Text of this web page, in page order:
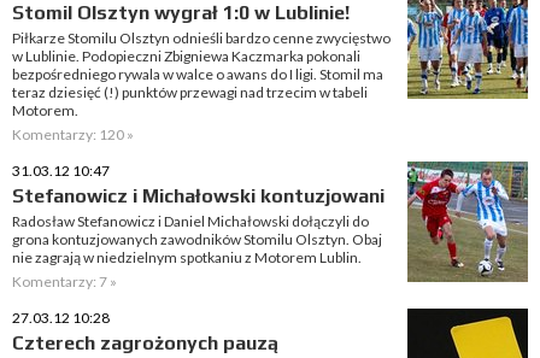
Stomil Olsztyn wygrał 1:0 w Lublinie!
Piłkarze Stomilu Olsztyn odnieśli bardzo cenne zwycięstwo
w Lublinie. Podopieczni Zbigniewa Kaczmarka pokonali
bezpośredniego rywala w walce o awans do I ligi. Stomil ma
teraz dziesięć (!) punktów przewagi nad trzecim w tabeli
Motorem.
Komentarzy: 120 »
31.03.12 10:47
Stefanowicz i Michałowski kontuzjowani
Radosław Stefanowicz i Daniel Michałowski dołączyli do
grona kontuzjowanych zawodników Stomilu Olsztyn. Obaj
nie zagrają w niedzielnym spotkaniu z Motorem Lublin.
Komentarzy: 7 »
27.03.12 10:28
Czterech zagrożonych pauzą